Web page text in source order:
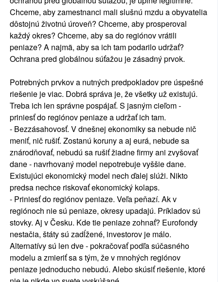
Chceme, aby zamestnanci mali slušnú mzdu a obyvatelia
dôstojnú životnú úroveň? Chceme, aby prosperoval
každý okres? Chceme, aby sa do regiónov vrátili
peniaze? A najmä, aby sa ich tam podarilo udržať?
Ochrana pred globálnou súťažou je zásadný prvok.
Potrebných prvkov a nutných predpokladov pre úspešné
riešenie je viac. Dobrá správa je, že všetky už existujú.
Treba ich len správne pospájať. S jasným cieľom -
priniesť do regiónov peniaze a udržať ich tam.
- Bezzásahovosť. V dnešnej ekonomiky sa nebude nič
meniť, nič rušiť. Zostanú koruny a aj eurá, nebude sa
znárodňovať, nebudú sa rušiť žiadne firmy ani zvyšovať
dane - navrhovaný model nepotrebuje vyššie dane.
Existujúci ekonomický model nech ďalej slúži. Nikto
predsa nechce riskovať ekonomický kolaps.
- Priniesť do regiónov peniaze. Veľa peňazí. Ak v
regiónoch nie sú peniaze, okresy upadajú. Príkladov sú
stovky. Aj v Česku. Kde tie peniaze zohnať? Eurofondy
nestačia, štáty sú zadĺžené, investorov je málo.
Alternatívy sú len dve - pokračovať podľa súčasného
modelu a zmieriť sa s tým, že v mnohých regiónov
peniaze jednoducho nebudú. Alebo skúsiť riešenie, ktoré